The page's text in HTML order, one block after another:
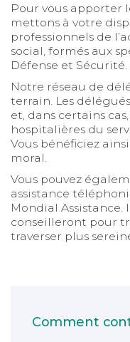
Pour vous apporter
mettons à votre
professionnels de
social, formés aux
Défense et Sécurité.
Notre réseau de
terrain. Les
et, dans certains
hospitalières du
Vous bénéficiez
moral.
Vous pouvez
assistance
Mondial Assistance.
conseilleront pour
traverser plus
Comment